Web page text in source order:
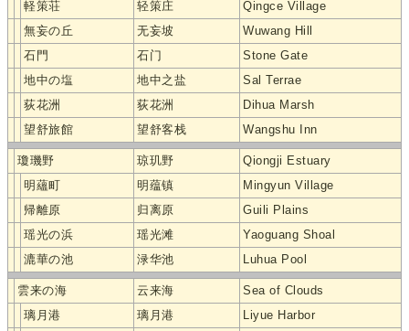
軽策荘 轻策庄
Qingce Village
無妄の丘
无妄坡
Wuwang Hill
石門
石门
Stone Gate
地中の塩
地中之盐
Sal Terrae
荻花洲
荻花洲
Dihua Marsh
望舒旅館
望舒客栈 Wangshu Inn
瓊璣野 琼玑野
Qiongji Estuary
明蘊町
明蕴镇
Mingyun Village
帰離原
归离原
Guili Plains
瑶光の浜
瑶光滩
Yaoguang Shoal
漉華の池
渌华池 Luhua Pool
雲来の海 云来海
Sea of Clouds
璃月港
璃月港
Liyue Harbor